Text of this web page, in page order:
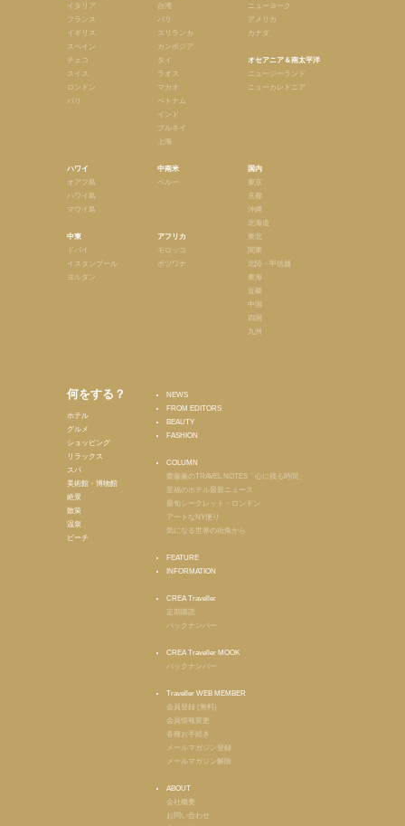
イタリア
フランス
イギリス
スペイン
チェコ
スイス
ロンドン
パリ
ハワイ
オアフ島
ハワイ島
マウイ島
中東
ドバイ
イスタンブール
ヨルダン
台湾
バリ
スリランカ
カンボジア
タイ
ラオス
マカオ
ベトナム
インド
ブルネイ
上海
中南米
ペルー
アフリカ
モロッコ
ボツワナ
ニューヨーク
アメリカ
カナダ
オセアニア＆南太平洋
ニュージーランド
ニューカレドニア
国内
東京
京都
沖縄
北海道
東北
関東
北陸・甲信越
東海
近畿
中国
四国
九州
何をする？
ホテル
グルメ
ショッピング
リラックス
スパ
美術館・博物館
絶景
散策
温泉
ビーチ
NEWS
FROM EDITORS
BEAUTY
FASHION
COLUMN
齋藤薫のTRAVEL NOTES「心に残る時間」
至福のホテル最新ニュース
最旬シークレット・ロンドン
アートなNY便り
気になる世界の街角から
FEATURE
INFORMATION
CREA Traveller
定期購読
バックナンバー
CREA Traveller MOOK
バックナンバー
Traveller WEB MEMBER
会員登録 (無料)
会員情報変更
各種お手続き
メールマガジン登録
メールマガジン解除
ABOUT
会社概要
お問い合わせ